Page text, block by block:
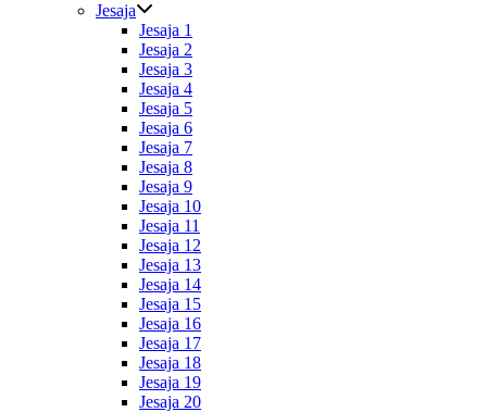
Jesaja
Jesaja 1
Jesaja 2
Jesaja 3
Jesaja 4
Jesaja 5
Jesaja 6
Jesaja 7
Jesaja 8
Jesaja 9
Jesaja 10
Jesaja 11
Jesaja 12
Jesaja 13
Jesaja 14
Jesaja 15
Jesaja 16
Jesaja 17
Jesaja 18
Jesaja 19
Jesaja 20